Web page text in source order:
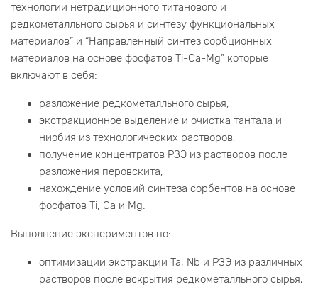
технологии нетрадиционного титанового и
редкометалльного сырья и синтезу функциональных
материалов” и “Направленный синтез сорбционных
материалов на основе фосфатов Ti-Ca-Mg” которые
включают в себя:
разложение редкометалльного сырья,
экстракционное выделение и очистка тантала и
ниобия из технологических растворов,
получение концентратов РЗЭ из растворов после
разложения перовскита,
нахождение условий синтеза сорбентов на основе
фосфатов Ti, Ca и Mg.
Выполнение экспериментов по:
оптимизации экстракции Ta, Nb и РЗЭ из различных
растворов после вскрытия редкометалльного сырья,